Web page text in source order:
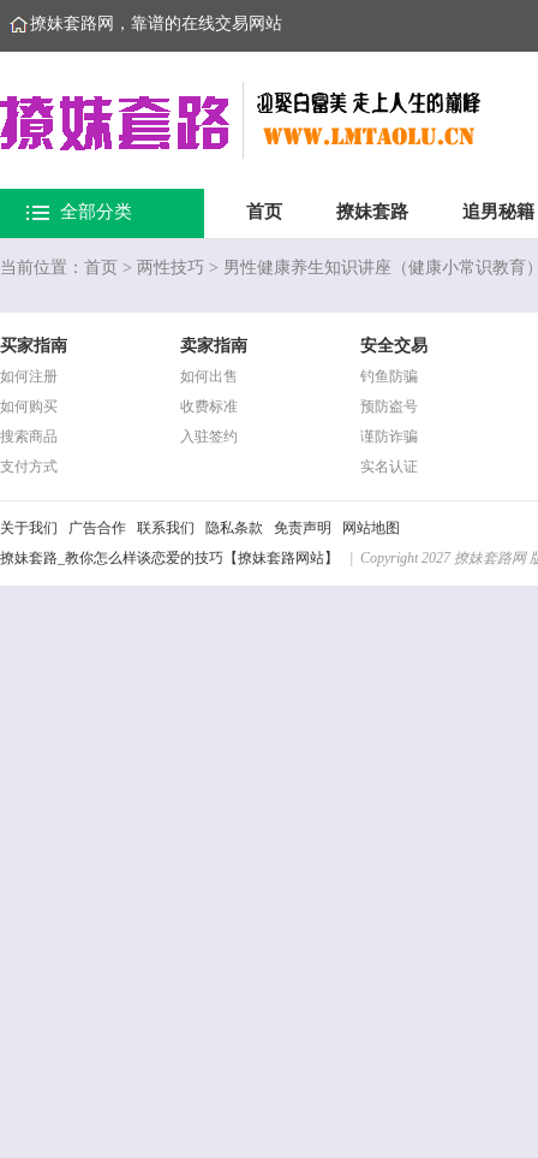
撩妹套路网，靠谱的在线交易网站
全部分类 首页 撩妹套路 追男秘籍
当前位置： 首页 > 两性技巧 > 男性健康养生知识讲座（健康小常识教育
买家指南
如何注册
如何购买
搜索商品
支付方式
卖家指南
如何出售
收费标准
入驻签约
安全交易
钓鱼防骗
预防盗号
谨防诈骗
实名认证
关于我们 广告合作 联系我们 隐私条款 免责声明
网站地图
撩妹套路_教你怎么样谈恋爱的技巧【撩妹套路网站】
| Copyright 2027 撩妹套路网